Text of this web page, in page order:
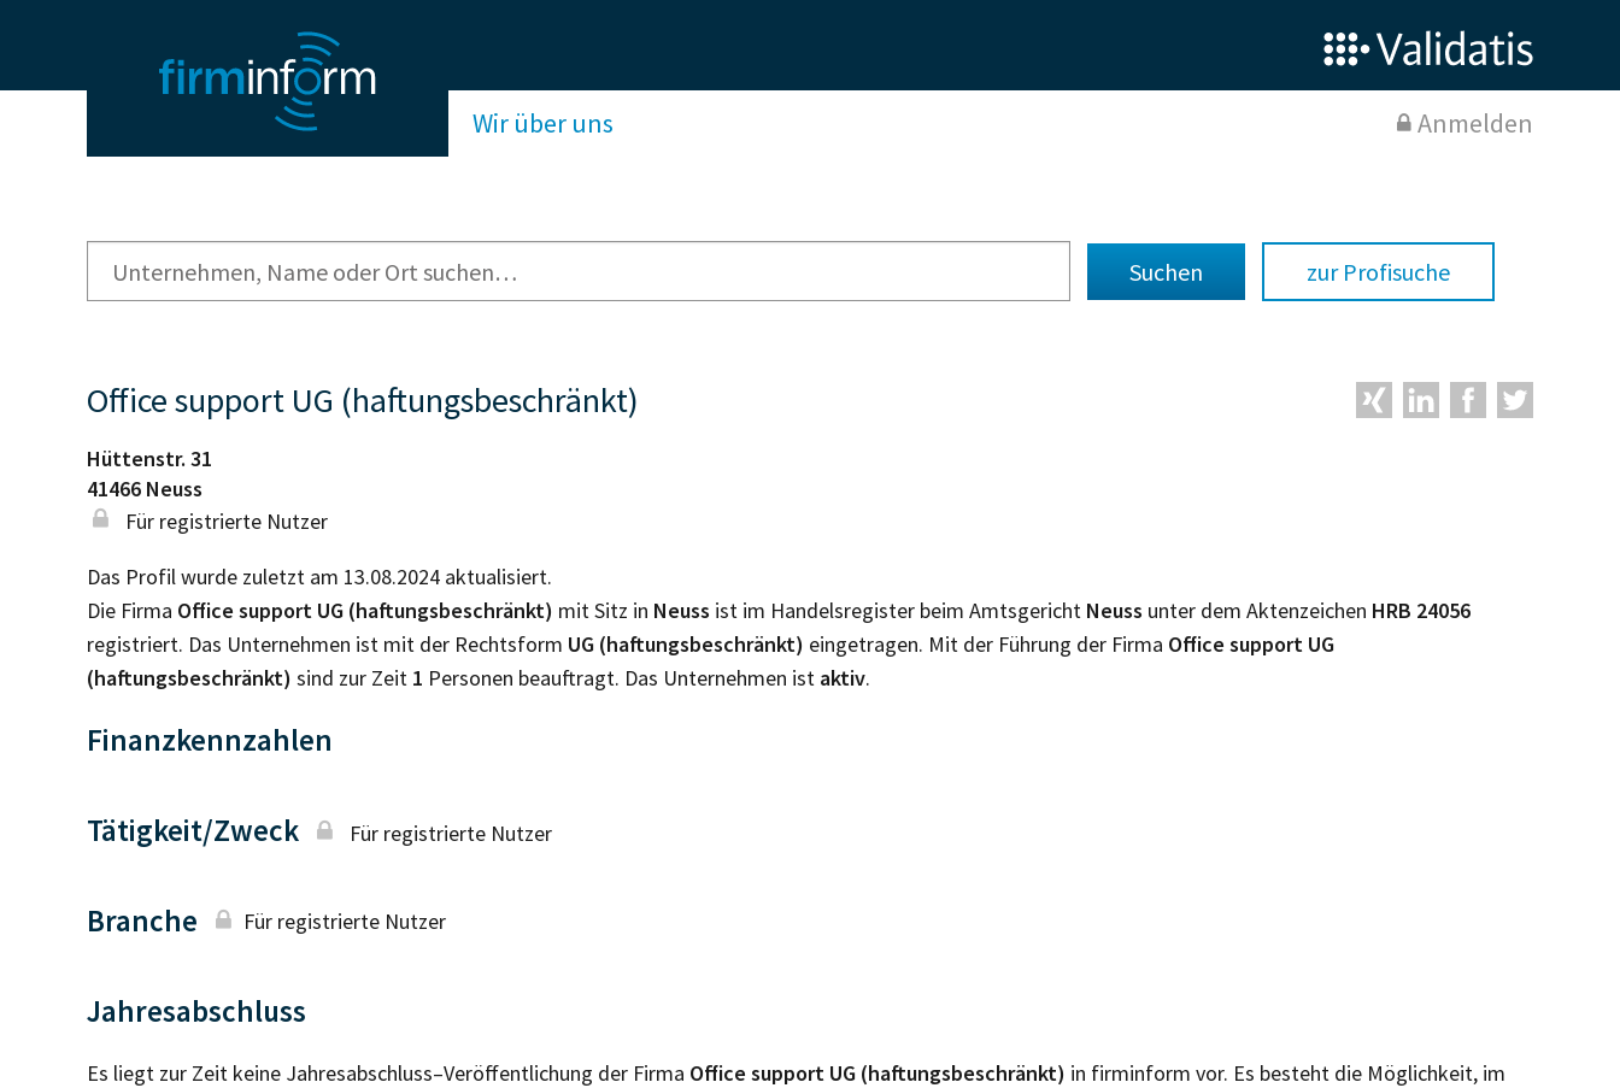
Wir über uns Anmelden
zur Profisuche
Office support UG (haftungsbeschränkt)
Hüttenstr. 31
41466 Neuss
Für registrierte Nutzer
Das Profil wurde zuletzt am 13.08.2024 aktualisiert.
Die Firma Office support UG (haftungsbeschränkt) mit Sitz in Neuss ist im Handelsregister beim Amtsgericht Neuss unter dem Aktenzeichen HRB 24056
registriert. Das Unternehmen ist mit der Rechtsform UG (haftungsbeschränkt) eingetragen. Mit der Führung der Firma Office support UG
(haftungsbeschränkt) sind zur Zeit 1 Personen beauftragt. Das Unternehmen ist aktiv.
Finanzkennzahlen
Tätigkeit/Zweck Für registrierte Nutzer
Branche Für registrierte Nutzer
Jahresabschluss
Es liegt zur Zeit keine Jahresabschluss–Veröffentlichung der Firma Office support UG (haftungsbeschränkt) in firminform vor. Es besteht die Möglichkeit, im